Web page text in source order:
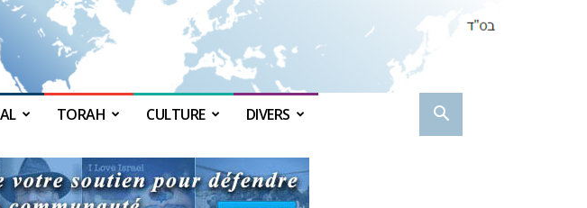
TORAH CULTURE DIVERS